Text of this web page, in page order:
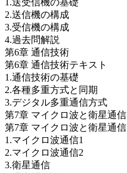
1.送受信機の基礎
2.送信機の構成
3.受信機の構成
4.過去問解説
第6章 通信技術
第6章 通信技術テキスト
1.通信技術の基礎
2.各種多重方式と同期
3.デジタル多重通信方式
第7章 マイクロ波と衛星通信
第7章 マイクロ波と衛星通信
1.マイクロ波通信1
2.マイクロ波通信2
3.衛星通信